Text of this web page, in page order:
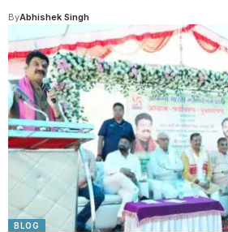
ByAbhishek Singh
BLOG